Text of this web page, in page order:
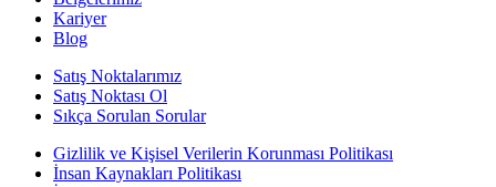
Kariyer
Blog
Satış Noktalarımız
Satış Noktası Ol
Sıkça Sorulan Sorular
Gizlilik ve Kişisel Verilerin Korunması Politikası
İnsan Kaynakları Politikası